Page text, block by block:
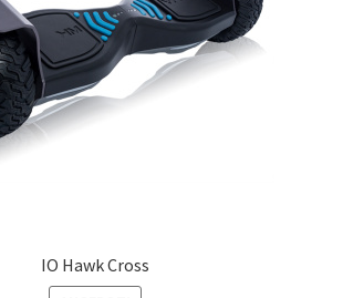
IO Hawk Cross